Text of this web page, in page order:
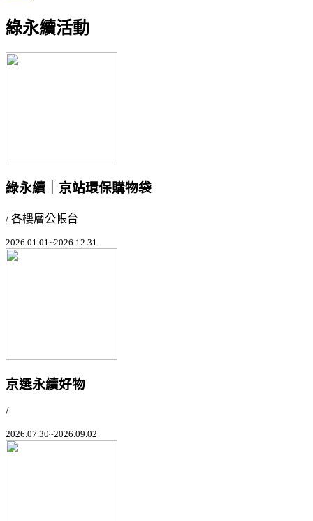
綠永續活動
綠永續｜京站環保購物袋
/ 各樓層公帳台
2026.01.01~2026.12.31
京選永續好物
/
2026.07.30~2026.09.02